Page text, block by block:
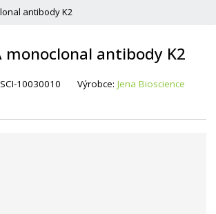
antibody K2
monoclonal antibody K2
10030010 Výrobce:Jena Bioscience